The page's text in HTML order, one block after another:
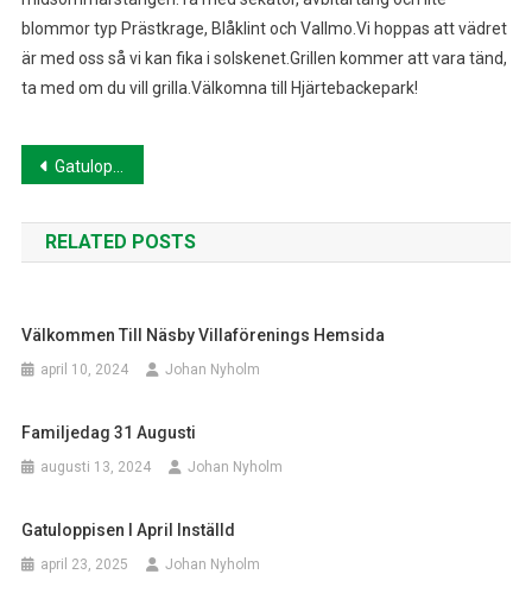
blommor typ Prästkrage, Blåklint och Vallmo.Vi hoppas att vädret
är med oss så vi kan fika i solskenet.Grillen kommer att vara tänd,
ta med om du vill grilla.Välkomna till Hjärtebackepark!
Inläggsnavigering
Gatuloppisen i april inställd
RELATED POSTS
Välkommen Till Näsby Villaförenings Hemsida
april 10, 2024 Johan Nyholm
Familjedag 31 Augusti
augusti 13, 2024 Johan Nyholm
Gatuloppisen I April Inställd
april 23, 2025 Johan Nyholm